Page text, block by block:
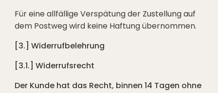
Für eine allfällige Verspätung der Zustellung auf
dem Postweg wird keine Haftung übernommen.
[3.] Widerrufbelehrung
[3.1.] Widerrufsrecht
Der Kunde hat das Recht, binnen 14 Tagen ohne